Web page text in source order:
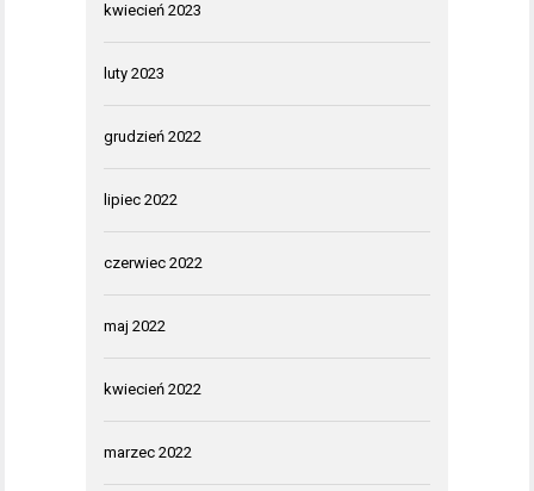
kwiecień 2023
luty 2023
grudzień 2022
lipiec 2022
czerwiec 2022
maj 2022
kwiecień 2022
marzec 2022